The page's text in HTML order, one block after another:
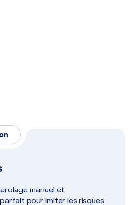
manuel et
pour limiter les risques